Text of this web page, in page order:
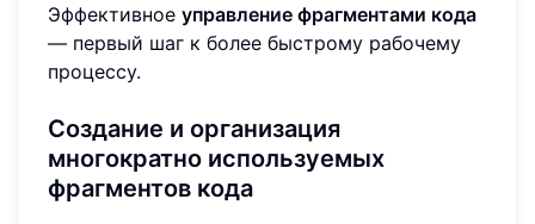
Эффективное управление фрагментами кода
— первый шаг к более быстрому рабочему
процессу.
Создание и организация
многократно используемых
фрагментов кода